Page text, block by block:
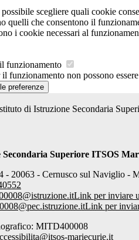
scegliere quali cookie
quelli che consentono il
i cookie necessari al
funzionamento
funzionamento non possono
preferenze
di Istruzione Secondaria
Superiore ITSOS
- 20063 - Cernusco sul Naviglio -
Link per inviare
Link per
MITD400008
mariecurie.it